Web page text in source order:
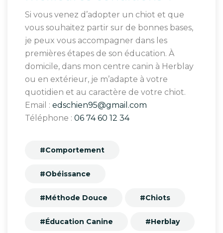
Si vous venez d’adopter un chiot et que
vous souhaitez partir sur de bonnes bases,
je peux vous accompagner dans les
premières étapes de son éducation. À
domicile, dans mon centre canin à Herblay
ou en extérieur, je m’adapte à votre
quotidien et au caractère de votre chiot.
Email : edschien95@gmail.com
Téléphone : 06 74 60 12 34
#Comportement
#Obéissance
#Méthode Douce #Chiots
#Éducation Canine #Herblay